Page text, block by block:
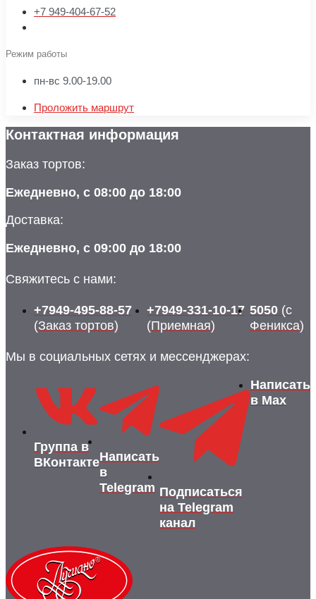
+7 949-404-67-52
Режим работы
пн-вс 9.00-19.00
Проложить маршрут
Контактная информация
Заказ тортов:
Ежедневно, с 08:00 до 18:00
Доставка:
Ежедневно, с 09:00 до 18:00
Свяжитесь с нами:
+7949-495-88-57
(Заказ тортов)
+7949-331-10-17
(Приемная)
5050 (с
Феникса)
Мы в социальных сетях и мессенджерах:
Группа в
ВКонтактеНаписать
в
Telegram Подписаться
на Telegram
канал
Написать
в Max